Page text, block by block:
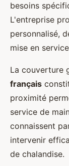
besoins
L'entreprise
personnalisé,
mise en
La couverture
français
proximité
service de
connaissent
intervenir
de chalandise.